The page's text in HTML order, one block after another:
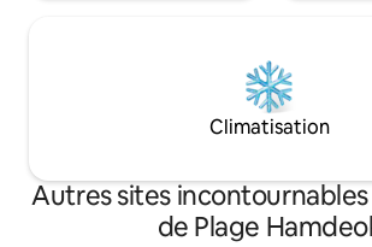
à 11h/1 heure supplémentaire 10 000
KRW (maximum 2 heures) Veuillez noter
qu'il n'y a pas d'ascenseur (nous vous
aiderons sur demande).Climatisation
Autres sites
de Plage